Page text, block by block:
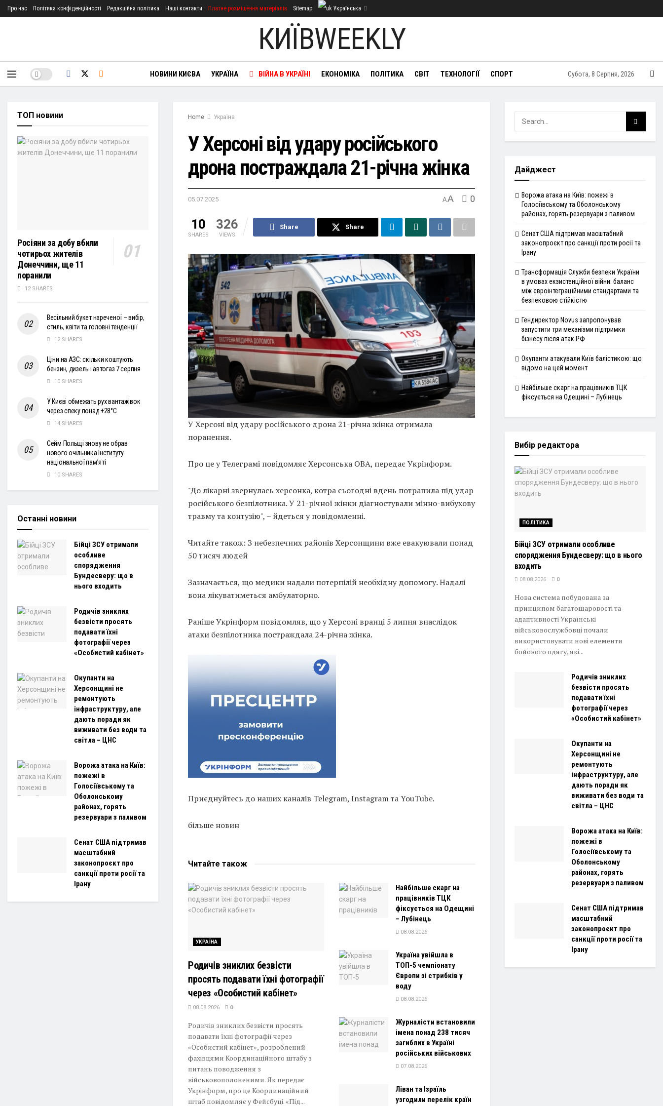
Про нас Політика конфіденційності Редакційна політика Наші контакти Платне розміщення матеріалів Sitemap Українська
КИЇВWEEKLY
НОВИНИ КИЄВА УКРАЇНА ВІЙНА В УКРАЇНІ ЕКОНОМІКА ПОЛІТИКА СВІТ ТЕХНОЛОГІЇ СПОРТ Субота, 8 Серпня, 2026
Home Україна
У Херсоні від удару російського
дрона постраждала 21-річна жінка
05.07.2025 AA 0
10
SHARES
326
VIEWS
Share Share
У Херсоні від удару російського дрона 21-річна жінка отримала
поранення.
Про це у Телеграмі повідомляє Херсонська ОВА, передає Укрінформ.
"До лікарні звернулась херсонка, котра сьогодні вдень потрапила під удар
російського безпілотника. У 21-річної жінки діагностували мінно-вибухову
травму та контузію", – йдеться у повідомленні.
Читайте також: З небезпечних районів Херсонщини вже евакуювали понад
50 тисяч людей
Зазначається, що медики надали потерпілій необхідну допомогу. Надалі
вона лікуватиметься амбулаторно.
Раніше Укрінформ повідомляв, що у Херсоні вранці 5 липня внаслідок
атаки безпілотника постраждала 24-річна жінка.
Приєднуйтесь до наших каналів Telegram, Instagram та YouTube.
більше новин
Читайте також
УКРАЇНА
Родичів зниклих безвісти
просять подавати їхні фотографії
через «Особистий кабінет»
08.08.2026 0
Родичів зниклих безвісти просять
подавати їхні фотографії через
«Особистий кабінет», розроблений
фахівцями Координаційного штабу з
питань поводження з
військовополоненими. Як передає
Укрінформ, про це Координаційний
штаб повідомляє у Фейсбуці. «Під...
Найбільше скарг на
працівників ТЦК
фіксується на Одещині
– Лубінець
08.08.2026
Україна увійшла в
ТОП-5 чемпіонату
Європи зі стрибків у
воду
08.08.2026
Журналісти встановили
імена понад 238 тисяч
загиблих в Україні
російських військових
07.08.2026
Ліван та Ізраїль
узгодили перелік країн
ТОП новини
Росіяни за добу вбили
чотирьох жителів
Донеччини, ще 11
поранили
12 SHARES
Весільний букет нареченої – вибір,
стиль, квіти та головні тенденції
12 SHARES
Ціни на АЗС: скільки коштують
бензин, дизель і автогаз 7 серпня
10 SHARES
У Києві обмежать рух вантажівок
через спеку понад +28°С
14 SHARES
Сейм Польщі знову не обрав
нового очільника Інституту
національної пам’яті
10 SHARES
Останні новини
Бійці ЗСУ отримали
особливе
спорядження
Бундесверу: що в
нього входить
Родичів зниклих
безвісти просять
подавати їхні
фотографії через
«Особистий кабінет»
Окупанти на
Херсонщині не
ремонтують
інфраструктуру, але
дають поради як
виживати без води та
світла – ЦНС
Ворожа атака на Київ:
пожежі в
Голосіївському та
Оболонському
районах, горять
резервуари з паливом
Сенат США підтримав
масштабний
законопроєкт про
санкції проти росії та
Ірану
Дайджест
Ворожа атака на Київ: пожежі в
Голосіївському та Оболонському
районах, горять резервуари з паливом
Сенат США підтримав масштабний
законопроєкт про санкції проти росії та
Ірану
Трансформація Служби безпеки України
в умовах екзистенційної війни: баланс
між євроінтеграційними стандартами та
безпековою стійкістю
Гендиректор Novus запропонував
запустити три механізми підтримки
бізнесу після атак РФ
Окупанти атакували Київ балістикою: що
відомо на цей момент
Найбільше скарг на працівників ТЦК
фіксується на Одещині – Лубінець
Вибір редактора
ПОЛІТИКА
Бійці ЗСУ отримали особливе
спорядження Бундесверу: що в нього
входить
08.08.2026 0
Нова система побудована за
принципом багатошаровості та
адаптивності Українські
військовослужбовці почали
використовувати нові елементи
бойового одягу, які...
Родичів зниклих
безвісти просять
подавати їхні
фотографії через
«Особистий кабінет»
Окупанти на
Херсонщині не
ремонтують
інфраструктуру, але
дають поради як
виживати без води та
світла – ЦНС
Ворожа атака на Київ:
пожежі в
Голосіївському та
Оболонському
районах, горять
резервуари з паливом
Сенат США підтримав
масштабний
законопроєкт про
санкції проти росії та
Ірану